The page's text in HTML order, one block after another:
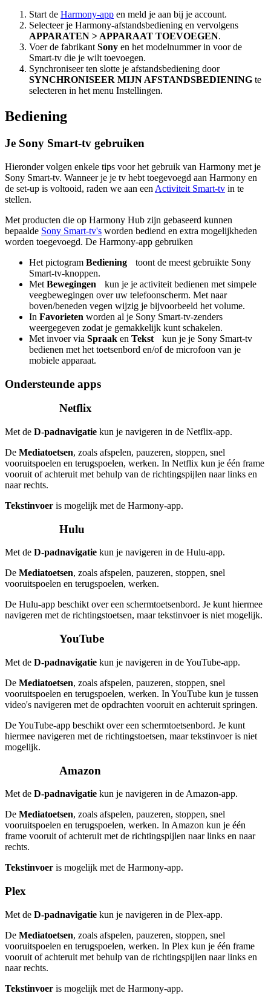
Start de Harmony-app en meld je aan bij je account.
Selecteer je Harmony-afstandsbediening en vervolgens
APPARATEN > APPARAAT TOEVOEGEN.
Voer de fabrikant Sony en het modelnummer in voor de
Smart-tv die je wilt toevoegen.
Synchroniseer ten slotte je afstandsbediening door
SYNCHRONISEER MIJN AFSTANDSBEDIENING te
selecteren in het menu Instellingen.
Bediening
Je Sony Smart-tv gebruiken
Hieronder volgen enkele tips voor het gebruik van Harmony met je
Sony Smart-tv. Wanneer je je tv hebt toegevoegd aan Harmony en
de set-up is voltooid, raden we aan een Activiteit Smart-tv in te
stellen.
Met producten die op Harmony Hub zijn gebaseerd kunnen
bepaalde Sony Smart-tv's worden bediend en extra mogelijkheden
worden toegevoegd. De Harmony-app gebruiken
Het pictogram Bediening
toont de meest gebruikte Sony
Smart-tv-knoppen.
Met Bewegingen
kun je je activiteit bedienen met simpele
veegbewegingen over uw telefoonscherm. Met naar
boven/beneden vegen wijzig je bijvoorbeeld het volume.
In Favorieten worden al je Sony Smart-tv-zenders
weergegeven zodat je gemakkelijk kunt schakelen.
Met invoer via Spraak en Tekst
kun je je Sony Smart-tv
bedienen met het toetsenbord en/of de microfoon van je
mobiele apparaat.
Ondersteunde apps
Netflix
Met de D-padnavigatie kun je navigeren in de Netflix-app.
De Mediatoetsen, zoals afspelen, pauzeren, stoppen, snel
vooruitspoelen en terugspoelen, werken. In Netflix kun je één frame
vooruit of achteruit met behulp van de richtingspijlen naar links en
naar rechts.
Tekstinvoer is mogelijk met de Harmony-app.
Hulu
Met de D-padnavigatie kun je navigeren in de Hulu-app.
De Mediatoetsen, zoals afspelen, pauzeren, stoppen, snel
vooruitspoelen en terugspoelen, werken.
De Hulu-app beschikt over een schermtoetsenbord. Je kunt hiermee
navigeren met de richtingstoetsen, maar tekstinvoer is niet mogelijk.
YouTube
Met de D-padnavigatie kun je navigeren in de YouTube-app.
De Mediatoetsen, zoals afspelen, pauzeren, stoppen, snel
vooruitspoelen en terugspoelen, werken. In YouTube kun je tussen
video's navigeren met de opdrachten vooruit en achteruit springen.
De YouTube-app beschikt over een schermtoetsenbord. Je kunt
hiermee navigeren met de richtingstoetsen, maar tekstinvoer is niet
mogelijk.
Amazon
Met de D-padnavigatie kun je navigeren in de Amazon-app.
De Mediatoetsen, zoals afspelen, pauzeren, stoppen, snel
vooruitspoelen en terugspoelen, werken. In Amazon kun je één
frame vooruit of achteruit met de richtingspijlen naar links en naar
rechts.
Tekstinvoer is mogelijk met de Harmony-app.
Plex
Met de D-padnavigatie kun je navigeren in de Plex-app.
De Mediatoetsen, zoals afspelen, pauzeren, stoppen, snel
vooruitspoelen en terugspoelen, werken. In Plex kun je één frame
vooruit of achteruit met behulp van de richtingspijlen naar links en
naar rechts.
Tekstinvoer is mogelijk met de Harmony-app.